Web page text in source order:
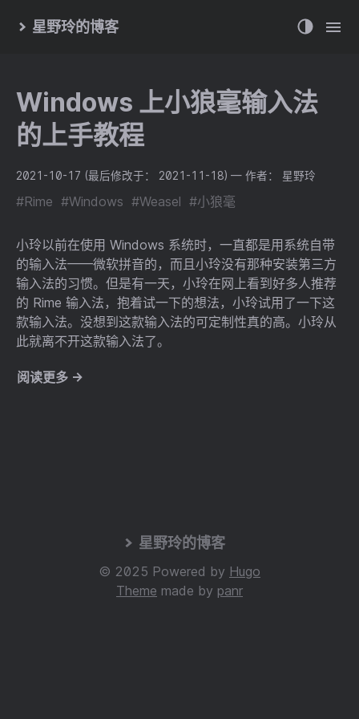
星野玲的博客
Windows 上小狼毫输入法
的上手教程
2021-10-17 (最后修改于： 2021-11-18) — 作者： 星野玲
#Rime #Windows #Weasel #小狼毫
小玲以前在使用 Windows 系统时，一直都是用系统自带
的输入法——微软拼音的，而且小玲没有那种安装第三方
输入法的习惯。但是有一天，小玲在网上看到好多人推荐
的 Rime 输入法，抱着试一下的想法，小玲试用了一下这
款输入法。没想到这款输入法的可定制性真的高。小玲从
此就离不开这款输入法了。
阅读更多 →
星野玲的博客
© 2025 Powered by Hugo
Theme made by panr